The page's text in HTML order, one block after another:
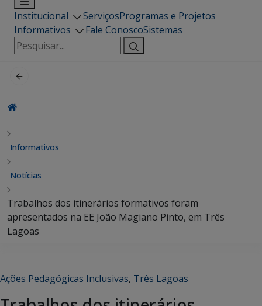
Institucional ServiçosProgramas e Projetos
Informativos
Fale ConoscoSistemas
Pesquisar
por:
Informativos
Notícias
Trabalhos dos itinerários formativos foram
apresentados na EE João Magiano Pinto, em Três
Lagoas
Ações Pedagógicas Inclusivas, Três Lagoas